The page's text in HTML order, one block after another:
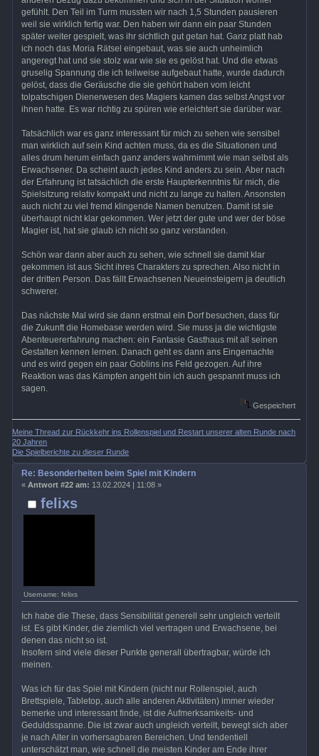
gefühlt. Den Teil im Turm mussten wir nach 1,5 Stunden pausieren
weil sie wirklich fertig war. Den haben wir dann ein paar Stunden
später weiter gespielt, was ihr sichtlich gut getan hat. Ganz platt hab
ich noch das Moria Rätsel eingebaut, was sie auch unheimlich
angeregt hat und sie stolz war wie sie es gelöst hat. Und die etwas
gruselig Spannung die ich teilweise aufgebaut hatte, wurde dadurch
gelöst, dass die Geräusche die sie gehört haben vom leicht
tolpatschigen Dienerwesen des Magiers kamen das selbst Angst vor
ihnen hatte. Es war richtig zu spüren wie erleichtert sie darüber war.
Tatsächlich war es ganz interessant für mich zu sehen wie sensibel
man wirklich auf sein Kind achten muss, da es die Situationen und
alles drum herum einfach ganz anders wahrnimmt wie man selbst als
Erwachsener. Da scheint auch jedes Kind anders zu sein. Aber nach
der Erfahrung ist tatsächlich die erste Haupterkenntnis für mich, die
Spielsitzung relativ kompakt und nicht zu lange zu halten. Ansonsten
auch nicht zu viel fremd klingende Namen benutzen. Damit ist sie
überhaupt nicht klar gekommen. Wer jetzt der gute und wer der böse
Magier ist, hat sie glaub ich nicht so ganz verstanden.
Schön war dann aber auch zu sehen, wie schnell sie damit klar
gekommen ist aus Sicht ihres Charakters zu sprechen. Also nicht in
der dritten Person. Das fällt Erwachsenen Neueinsteigern ja deutlich
schwerer.
Das nächste Mal wird sie dann erstmal ein Dorf besuchen, dass für
die Zukunft die Homebase werden wird. Sie muss ja die wichtigste
Abenteuererfahrung machen: ein Fantasie Gasthaus mit all seinen
Gestalten kennen lernen. Danach geht es dann ans Eingemachte
und es wird gegen ein paar Goblins ins Feld gezogen. Auf ihre
Reaktion was das Kämpfen angeht bin ich auch gespannt muss ich
sagen.
Gespeichert
Meine Thread zur Rückkehr ins Rollenspiel und Restart unserer alten Runde nach
20 Jahren
Die Spielberichte zu dieser Runde
felixs
Username: felixs
Re: Besonderheiten beim Spiel mit Kindern
« Antwort #22 am: 13.02.2024 | 11:08 »
Ich habe die These, dass Sensibilität generell sehr ungleich verteilt
ist. Es gibt Kinder, die ziemlich viel vertragen und Erwachsene, bei
denen das nicht so ist.
Insofern sind viele dieser Punkte generall übertragbar, würde ich
meinen.
Was ich für das Spiel mit Kindern (nicht nur Rollenspiel, auch
Brettspiele, Tabletop, auch alle anderen Aktivitäten) immer wieder
bemerke und interessant finde, ist die Aufmerksamkeits- und
Geduldsspanne. Die ist zwar auch ungleich verteilt, bewegt sich aber
je nach Alter in vorhersagbaren Bereichen. Und tendentiell
unterschätzt man, wie schnell die meisten Kinder am Ende ihrer